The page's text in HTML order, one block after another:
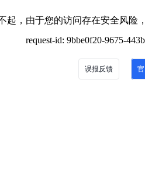
起，由于您的访问存在安全风险
request-id: 9bbe0f20-9675-
误报反馈